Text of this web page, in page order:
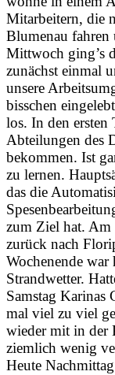
Mitarbeitern, die
Blumenau
Mittwoch ging’s
zunächst einmal
unsere
bisschen
los. In den ersten
Abteilungen des
bekommen. Ist
zu lernen.
das die
zum Ziel hat.
zurück nach
Wochenende
Strandwetter.
Samstag Karinas
mal viel zu viel
wieder mit in der
ziemlich wenig
Heute